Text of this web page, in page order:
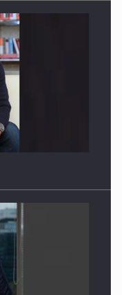
Finantare